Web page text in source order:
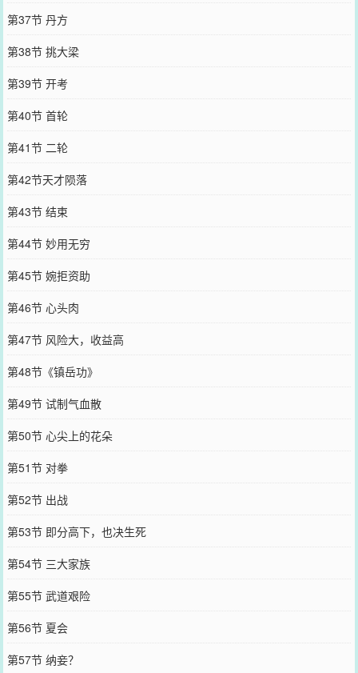
第37节 丹方
第38节 挑大梁
第39节 开考
第40节 首轮
第41节 二轮
第42节天才陨落
第43节 结束
第44节 妙用无穷
第45节 婉拒资助
第46节 心头肉
第47节 风险大，收益高
第48节《镇岳功》
第49节 试制气血散
第50节 心尖上的花朵
第51节 对拳
第52节 出战
第53节 即分高下，也决生死
第54节 三大家族
第55节 武道艰险
第56节 夏会
第57节 纳妾？